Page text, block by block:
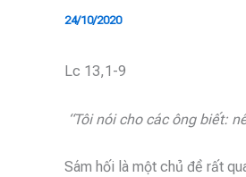
24/10/2020
Lc 13,1-9
“Tôi nói cho các ông biết:
Sám hối là một chủ đề rất